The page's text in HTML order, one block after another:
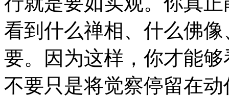
看到什么禅相、什么佛
要。因为这样，你才能
不要只是将觉察停留在